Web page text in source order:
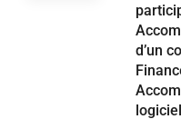
d’un